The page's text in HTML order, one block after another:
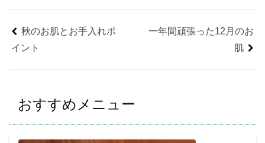
秋のお肌とお手入れポ
イント
一年間頑張った12月のお
肌
おすすめメニュー